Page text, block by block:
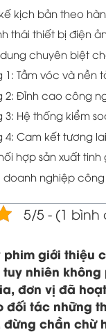
kế kịch bản theo
thái thiết bị điện
chuyên biệt
1: Tầm vóc và nền
2: Đỉnh cao công
3: Hệ thống kiểm
4: Cam kết tương
hợp sản xuất
doanh nghiệp
5/5 - (1 bình
phim giới thiệu
nhiên
đơn vị đã
đối tác những
chần chừ